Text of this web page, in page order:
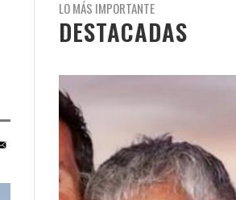
LO MÁS IMPORTANTE
DESTACADAS